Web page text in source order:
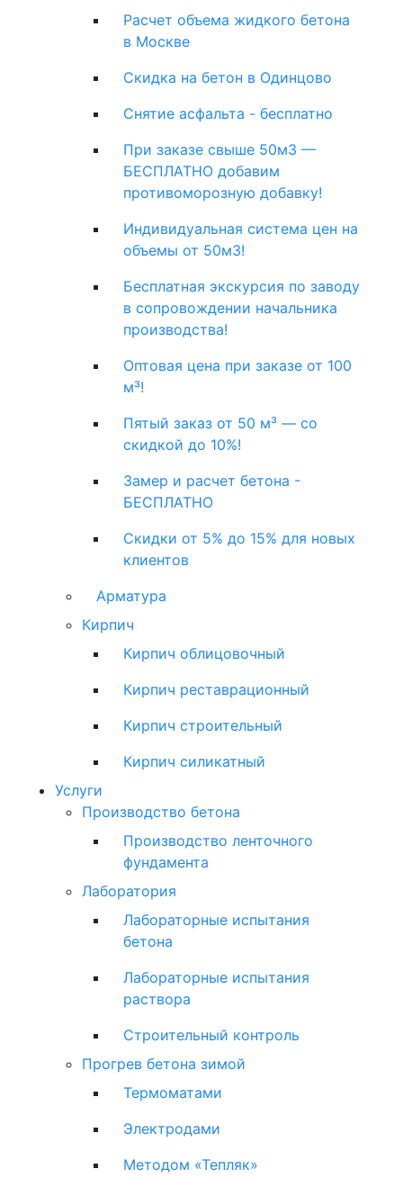
Расчет объема жидкого бетона
в Москве
Скидка на бетон в Одинцово
Снятие асфальта - бесплатно
При заказе свыше 50м3 —
БЕСПЛАТНО добавим
противоморозную добавку!
Индивидуальная система цен на
объемы от 50м3!
Бесплатная экскурсия по заводу
в сопровождении начальника
производства!
Оптовая цена при заказе от 100
м³!
Пятый заказ от 50 м³ — со
скидкой до 10%!
Замер и расчет бетона -
БЕСПЛАТНО
Скидки от 5% до 15% для новых
клиентов
Арматура
Кирпич
Кирпич облицовочный
Кирпич реставрационный
Кирпич строительный
Кирпич силикатный
Услуги
Производство бетона
Производство ленточного
фундамента
Лаборатория
Лабораторные испытания
бетона
Лабораторные испытания
раствора
Строительный контроль
Прогрев бетона зимой
Термоматами
Электродами
Методом «Тепляк»